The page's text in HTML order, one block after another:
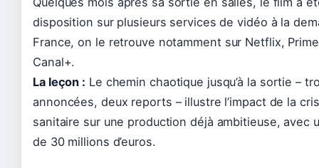
disposition sur plusieurs services de vidéo à la
France, on le retrouve notamment sur Netflix,
Canal+.
La leçon : Le chemin chaotique jusqu’à la sortie –
annoncées, deux reports – illustre l’impact de la
sanitaire sur une production déjà ambitieuse, avec
de 30 millions d’euros.